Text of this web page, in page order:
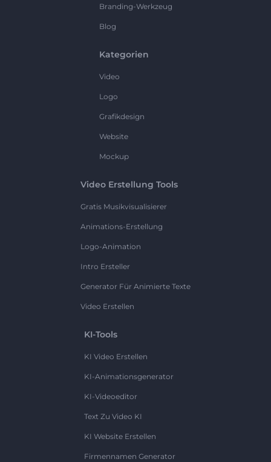
Branding-Werkzeug
Blog
Kategorien
Video
Logo
Grafikdesign
Website
Mockup
Video Erstellung Tools
Gratis Musikvisualisierer
Animations-Erstellung
Logo-Animation
Intro Ersteller
Generator Für Animierte Texte
Video Erstellen
KI-Tools
KI Video Erstellen
KI-Animationsgenerator
KI-Videoeditor
Text Zu Video KI
KI Website Erstellen
Firmennamen Generator